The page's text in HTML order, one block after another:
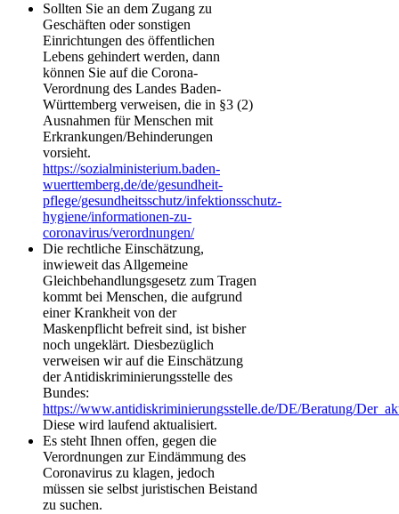
Sollten Sie an dem Zugang zu
Geschäften oder sonstigen
Einrichtungen des öffentlichen
Lebens gehindert werden, dann
können Sie auf die Corona-
Verordnung des Landes Baden-
Württemberg verweisen, die in §3 (2)
Ausnahmen für Menschen mit
Erkrankungen/Behinderungen
vorsieht.
https://sozialministerium.baden-
wuerttemberg.de/de/gesundheit-
pflege/gesundheitsschutz/infektionsschutz-
hygiene/informationen-zu-
coronavirus/verordnungen/
Die rechtliche Einschätzung,
inwieweit das Allgemeine
Gleichbehandlungsgesetz zum Tragen
kommt bei Menschen, die aufgrund
einer Krankheit von der
Maskenpflicht befreit sind, ist bisher
noch ungeklärt. Diesbezüglich
verweisen wir auf die Einschätzung
der Antidiskriminierungsstelle des
Bundes:
https://www.antidiskriminierungsstelle.de/DE/Beratung/
Diese wird laufend aktualisiert.
Es steht Ihnen offen, gegen die
Verordnungen zur Eindämmung des
Coronavirus zu klagen, jedoch
müssen sie selbst juristischen Beistand
zu suchen.